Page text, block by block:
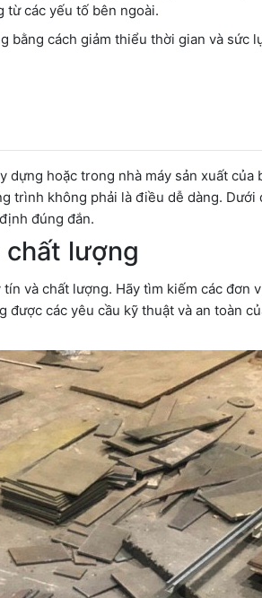
từ các yếu tố bên ngoài.
bằng cách giảm thiểu thời gian và sức
hoặc trong nhà máy sản xuất của
trình không phải là điều dễ dàng. Dưới
đúng đắn.
chất lượng
và chất lượng. Hãy tìm kiếm các đơn
các yêu cầu kỹ thuật và an toàn